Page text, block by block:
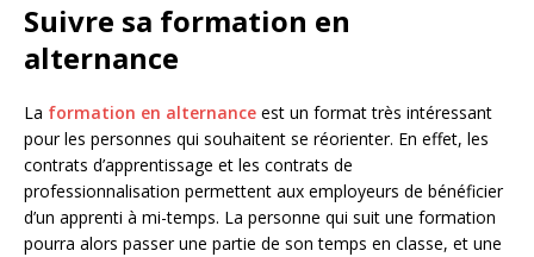
Suivre sa formation en
alternance
La formation en alternance est un format très intéressant
pour les personnes qui souhaitent se réorienter. En effet, les
contrats d’apprentissage et les contrats de
professionnalisation permettent aux employeurs de bénéficier
d’un apprenti à mi-temps. La personne qui suit une formation
pourra alors passer une partie de son temps en classe, et une